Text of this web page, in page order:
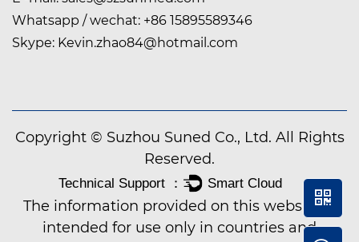
Whatsapp / wechat: +86 15895589346
Skype: Kevin.zhao84@hotmail.com
Copyright © Suzhou Suned Co., Ltd. All Rights
Reserved.
The information provided on this website is
intended for use only in countries and